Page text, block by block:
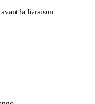
la livraison